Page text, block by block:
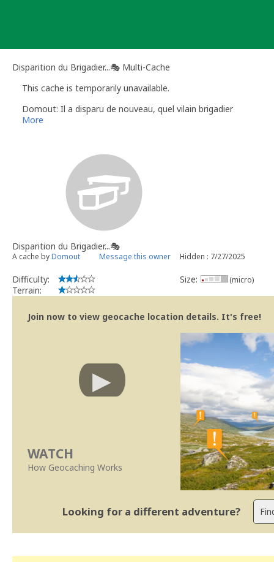
Disparition du Brigadier...🎭 Multi-Cache
This cache is temporarily unavailable.
Domout: Il a disparu de nouveau, quel vilain brigadier
More
Disparition du Brigadier...🎭
A cache byDomout Message this owner Hidden : 7/27/2025
Difficulty:
Terrain:
Size: (micro)
Join now to view geocache location details. It's free!
WATCH
How Geocaching Works
Looking for a different adventure?